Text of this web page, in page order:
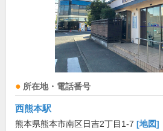
所在地・電話番号
西熊本駅
熊本県熊本市南区日吉2丁目1-7 [地図]